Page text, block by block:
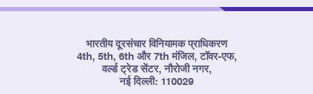
भारतीय दूरसंचार विनियामक प्राधिकरण
4th, 5th, 6th और 7th मंजिल, टॉवर-एफ,
वर्ल्ड ट्रेड सेंटर, नौरोजी नगर,
नई दिल्ली: 110029